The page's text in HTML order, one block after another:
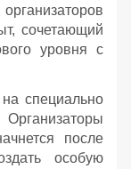
сочетающий
уровня с
специально
Организаторы
после
особую